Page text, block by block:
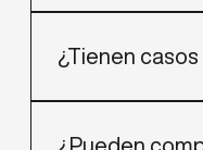
escalables entre
¿Tienen
¿Pueden